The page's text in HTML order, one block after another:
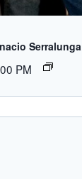
Serralunga
PM